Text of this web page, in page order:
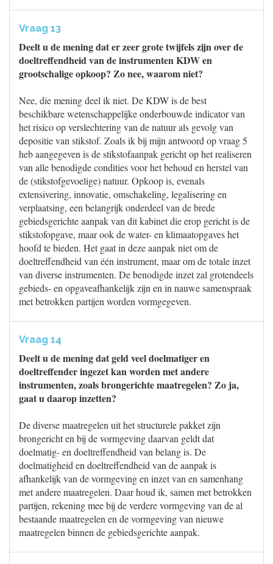
Vraag 13
Deelt u de mening dat er zeer grote twijfels zijn over de
doeltreffendheid van de instrumenten KDW en
grootschalige opkoop? Zo nee, waarom niet?
Nee, die mening deel ik niet. De KDW is de best
beschikbare wetenschappelijke onderbouwde indicator van
het risico op verslechtering van de natuur als gevolg van
depositie van stikstof. Zoals ik bij mijn antwoord op vraag 5
heb aangegeven is de stikstofaanpak gericht op het realiseren
van alle benodigde condities voor het behoud en herstel van
de (stikstofgevoelige) natuur. Opkoop is, evenals
extensivering, innovatie, omschakeling, legalisering en
verplaatsing, een belangrijk onderdeel van de brede
gebiedsgerichte aanpak van dit kabinet die erop gericht is de
stikstofopgave, maar ook de water- en klimaatopgaves het
hoofd te bieden. Het gaat in deze aanpak niet om de
doeltreffendheid van één instrument, maar om de totale inzet
van diverse instrumenten. De benodigde inzet zal grotendeels
gebieds- en opgaveafhankelijk zijn en in nauwe samenspraak
met betrokken partijen worden vormgegeven.
Vraag 14
Deelt u de mening dat geld veel doelmatiger en
doeltreffender ingezet kan worden met andere
instrumenten, zoals brongerichte maatregelen? Zo ja,
gaat u daarop inzetten?
De diverse maatregelen uit het structurele pakket zijn
brongericht en bij de vormgeving daarvan geldt dat
doelmatig- en doeltreffendheid van belang is. De
doelmatigheid en doeltreffendheid van de aanpak is
afhankelijk van de vormgeving en inzet van en samenhang
met andere maatregelen. Daar houd ik, samen met betrokken
partijen, rekening mee bij de verdere vormgeving van de al
bestaande maatregelen en de vormgeving van nieuwe
maatregelen binnen de gebiedsgerichte aanpak.